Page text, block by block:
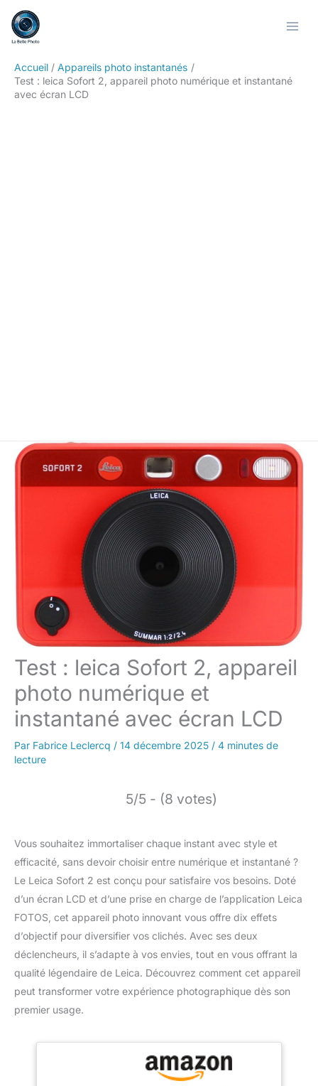
contenu
Accueil
Appareils photo instantanés
Test : leica Sofort 2, appareil photo numérique et instantané
avec écran LCD
Test : leica Sofort 2, appareil
photo numérique et
instantané avec écran LCD
Par Fabrice Leclercq / 14 décembre 2025 / 4 minutes de
lecture
5/5 - (8 votes)
Vous souhaitez immortaliser chaque instant avec style et
efficacité, sans devoir choisir entre numérique et instantané ?
Le Leica Sofort 2 est conçu pour satisfaire vos besoins. Doté
d’un écran LCD et d’une prise en charge de l’application Leica
FOTOS, cet appareil photo innovant vous offre dix effets
d’objectif pour diversifier vos clichés. Avec ses deux
déclencheurs, il s’adapte à vos envies, tout en vous offrant la
qualité légendaire de Leica. Découvrez comment cet appareil
peut transformer votre expérience photographique dès son
premier usage.
Rechercher